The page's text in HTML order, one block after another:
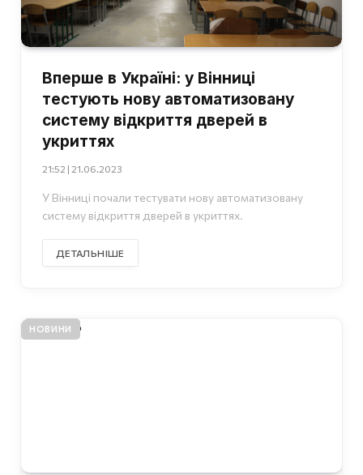
Вперше в Україні: у Вінниці
тестують нову автоматизовану
систему відкриття дверей в
укриттях
21:52 | 21.06.2023
У Вінниці почали тестувати нову автоматизовану
систему відкриття дверей в укриттях.
ДЕТАЛЬНІШЕ
НОВИНИ